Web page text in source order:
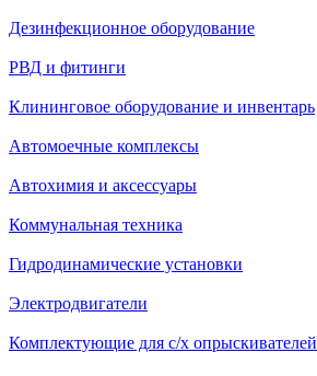
Дезинфекционное оборудование
РВД и фитинги
Клининговое оборудование и инвентарь
Автомоечные комплексы
Автохимия и аксессуары
Коммунальная техника
Гидродинамические установки
Электродвигатели
Комплектующие для с/х опрыскивателей